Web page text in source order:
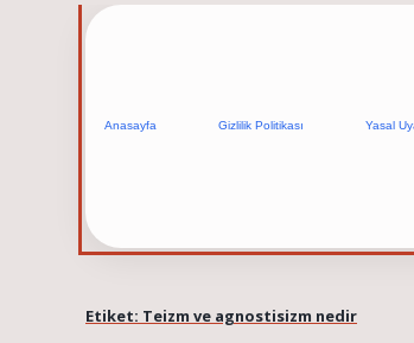
Anasayfa Gizlilik Politikası Yasal
Etiket: Teizm ve agnostisizm nedir